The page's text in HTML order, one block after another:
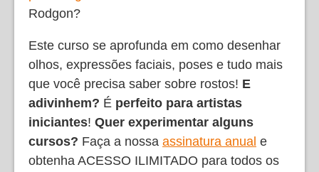
Rodgon?
Este curso se aprofunda em como desenhar
olhos, expressões faciais, poses e tudo mais
que você precisa saber sobre rostos! E
adivinhem? É perfeito para artistas
iniciantes! Quer experimentar alguns
cursos? Faça a nossa assinatura anual e
obtenha ACESSO ILIMITADO para todos os